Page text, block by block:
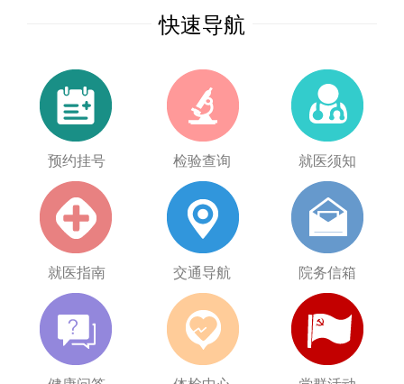
快速导航
预约挂号 检验查询 就医须知
就医指南 交通导航 院务信箱